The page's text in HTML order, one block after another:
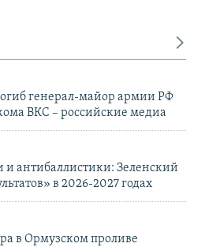
генерал-майор армии РФ
ВКС – российские медиа
и антибаллистики: Зеленский
в 2026-2027 годах
в Ормузском проливе